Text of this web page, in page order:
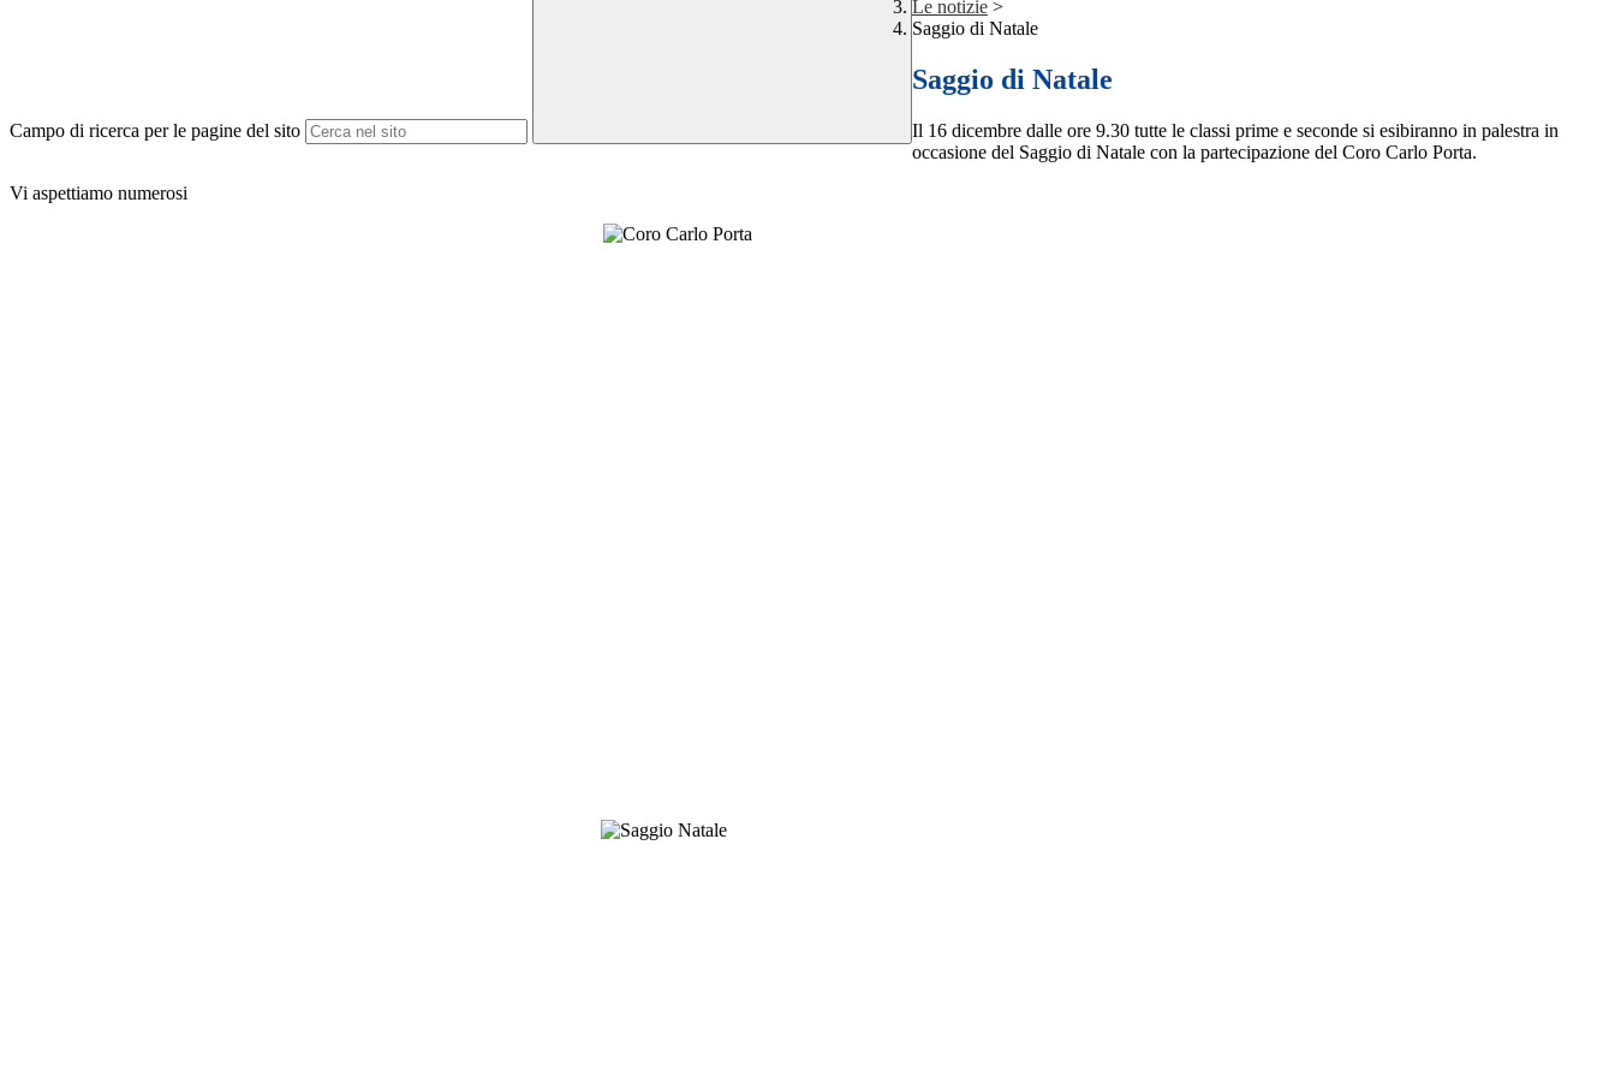
Campo di ricerca per le pagine del sito
Le notizie >
Saggio di Natale
Saggio di Natale
Il 16 dicembre dalle ore 9.30 tutte le classi prime e seconde si esibiranno in palestra in
occasione del Saggio di Natale con la partecipazione del Coro Carlo Porta.
Vi aspettiamo numerosi